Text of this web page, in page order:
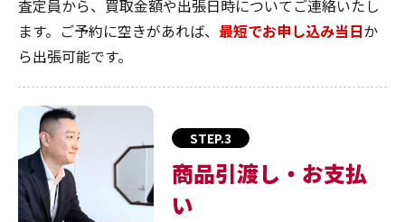
査定員から、買取金額や出張日時についてご連絡いたし
ます。ご予約に空きがあれば、 最短でお申し込み当日か
ら出張可能です。
STEP.3
商品引渡し・お支払
い